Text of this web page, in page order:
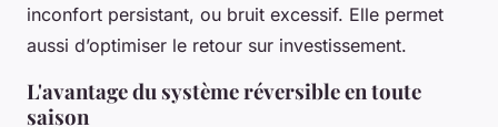
inconfort persistant, ou bruit excessif. Elle permet
aussi d’optimiser le retour sur investissement.
L'avantage du système réversible en toute
saison